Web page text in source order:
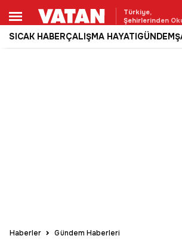
Türkiye,
Şehirlerinden
SICAK HABERÇALIŞMA HAYATIGÜNDEM
Haberler Gündem Haberleri